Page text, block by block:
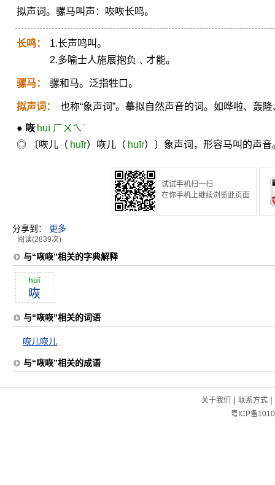
拟声词。骡马叫声：咴咴长鸣。
长鸣：
1.长声鸣叫。
2.多喻士人施展抱负﹑才能。
骡马： 骡和马。泛指牲口。
拟声词： 也称“象声词”。摹拟自然声音的词。如哗啦、轰
● 咴 huī ㄏㄨㄟˉ
◎ 〔咴儿（ huīr）咴儿（ huīr）〕象声词，形容马叫的声音
试试手机扫一扫
在你手机上继续浏览此页面
分享到： 更多
阅读(2839次)
与“咴咴”相关的字典解释
huī
咴
与“咴咴”相关的词语
咴儿咴儿
与“咴咴”相关的成语
关于我们 | 联系方式|
粤ICP备